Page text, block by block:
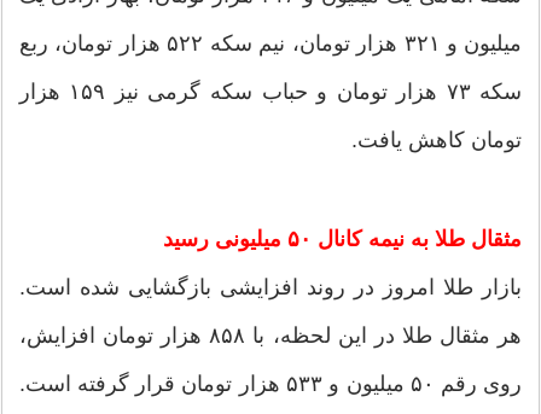
میلیون و ۳۲۱ هزار تومان، نیم سکه ۵۲۲ هزار تومان، ربع
سکه ۷۳ هزار تومان و حباب سکه گرمی نیز ۱۵۹ هزار
تومان کاهش یافت.
مثقال طلا به نیمه کانال ۵۰ میلیونی رسید
بازار طلا امروز در روند افزایشی بازگشایی شده است.
هر مثقال طلا در این لحظه، با ۸۵۸ هزار تومان افزایش،
روی رقم ۵۰ میلیون و ۵۳۳ هزار تومان قرار گرفته است.